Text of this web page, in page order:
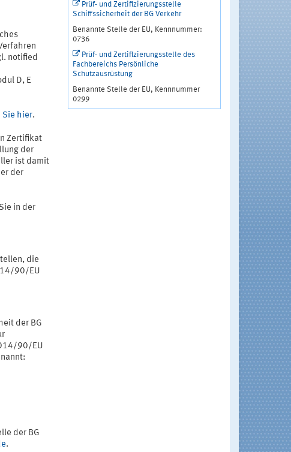
notified
D, E
Sie hier.
Zertifikat
der
ist damit
der
in der
die
90/EU
der BG
90/EU
der BG
.
Prüf- und Zertifizierungsstelle
Schiffssicherheit der BG Verkehr
Benannte Stelle der EU, Kennnummer:
0736
Prüf- und Zertifizierungsstelle des
Fachbereichs Persönliche
Schutzausrüstung
Benannte Stelle der EU, Kennnummer
0299